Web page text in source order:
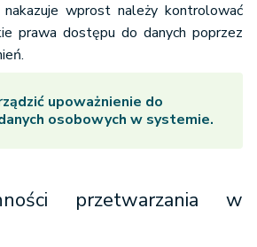
nakazuje wprost należy kontrolować
prawa dostępu do danych poprzez
upoważnienie do
osobowych w systemie.
przetwarzania w